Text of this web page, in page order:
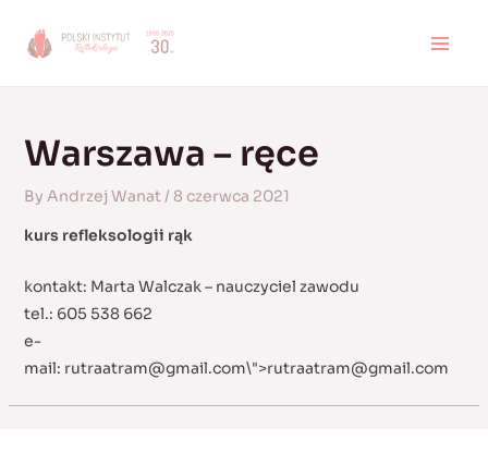
Warszawa – ręce
By Andrzej Wanat/ 8 czerwca 2021
kurs refleksologii rąk
kontakt: Marta Walczak – nauczyciel zawodu
tel.: 605 538 662
e-
mail: rutraatram@gmail.com\">rutraatram@gmail.com